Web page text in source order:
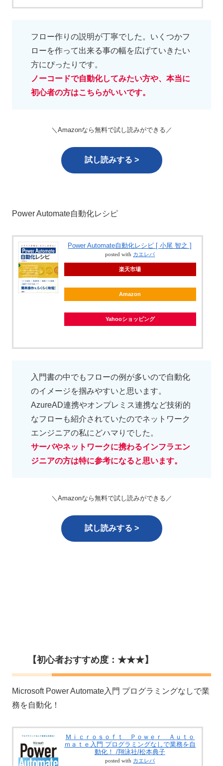
フロー作りの説明が丁寧でした。いくつかフ
ローを作って出来る事の幅を広げていきたい
方にぴったりです。
ノーコードで自動化してみたい方や、本当に
初心者の方はこちらがいいです。
＼Amazonなら無料で試し読みができる／
試し読みする >
Power Automate自動化レシピ
Power Automate自動化レシピ [ 小尾 智之 ]
posted with カエレバ
楽天市場
Amazon
Yahooショッピング
入門書の中でもフローの例が多いので自動化
のイメージを掴みやすいと思います。
AzureAD連携やオンプレミス連携など技術的
なフローも紹介されていたのでネットワーク
エンジニアの私にどハマりでした。
サーバやネットワークに携わるインフラエン
ジニアの方は特に参考になると思います。
＼Amazonなら無料で試し読みができる／
試し読みする >
【初心者おすすめ度：★★★】
Microsoft Power Automate入門 プログラミングなしで業
務を自動化！
Ｍｉｃｒｏｓｏｆｔ Ｐｏｗｅｒ Ａｕｔｏ
ｍａｔｅ入門 プログラミングなしで業務を自
動化！ /翔泳社/松本典子
posted with カエレバ